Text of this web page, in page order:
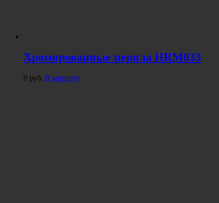
Хромированные перила HRM033
0 руб. В корзину